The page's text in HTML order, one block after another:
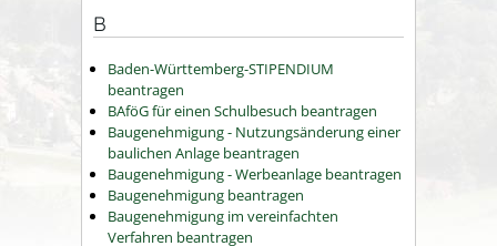
B
Baden-Württemberg-STIPENDIUM
beantragen
BAföG für einen Schulbesuch beantragen
Baugenehmigung - Nutzungsänderung einer
baulichen Anlage beantragen
Baugenehmigung - Werbeanlage beantragen
Baugenehmigung beantragen
Baugenehmigung im vereinfachten
Verfahren beantragen